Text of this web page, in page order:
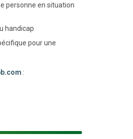
personne en situation
handicap
pour une
: